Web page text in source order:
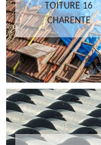
TOITURE 16
CHARENTE